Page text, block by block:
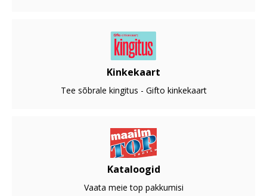
Kinkekaart
Tee sõbrale kingitus - Gifto kinkekaart
Kataloogid
Vaata meie top pakkumisi